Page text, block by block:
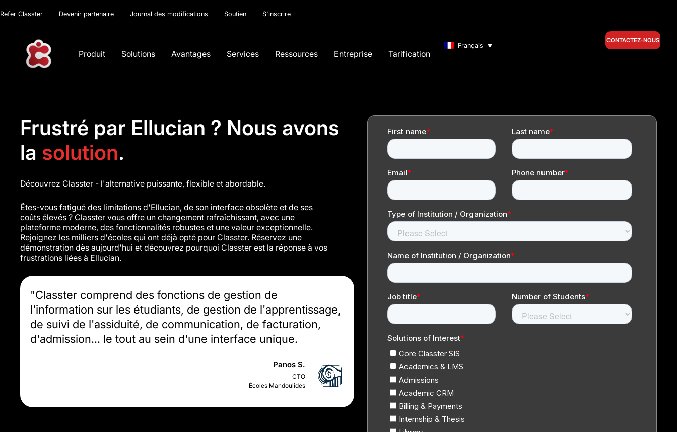
Refer Classter Devenir partenaire Journal des modifications Soutien S'inscrire
Produit Solutions Avantages Services Ressources Entreprise Tarification
Français
CONTACTEZ-NOUS
Frustré par Ellucian ? Nous avons
la solution.
Découvrez Classter - l'alternative puissante, flexible et abordable.
Êtes-vous fatigué des limitations d'Ellucian, de son interface obsolète et de ses
coûts élevés ? Classter vous offre un changement rafraîchissant, avec une
plateforme moderne, des fonctionnalités robustes et une valeur exceptionnelle.
Rejoignez les milliers d'écoles qui ont déjà opté pour Classter. Réservez une
démonstration dès aujourd'hui et découvrez pourquoi Classter est la réponse à vos
frustrations liées à Ellucian.
"Classter comprend des fonctions de gestion de
l'information sur les étudiants, de gestion de l'apprentissage,
de suivi de l'assiduité, de communication, de facturation,
d'admission... le tout au sein d'une interface unique.
Panos S.
CTO
Écoles Mandoulides